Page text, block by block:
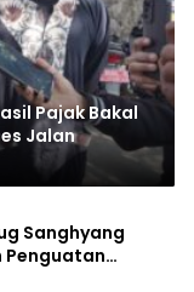
Pajak Bakal
Jalan
Sanghyang
Penguatan
Pariwisata